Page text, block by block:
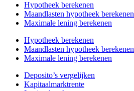
Hypotheek berekenen
Maandlasten hypotheek berekenen
Maximale lening berekenen
Hypotheek berekenen
Maandlasten hypotheek berekenen
Maximale lening berekenen
Deposito’s vergelijken
Kapitaalmarktrente